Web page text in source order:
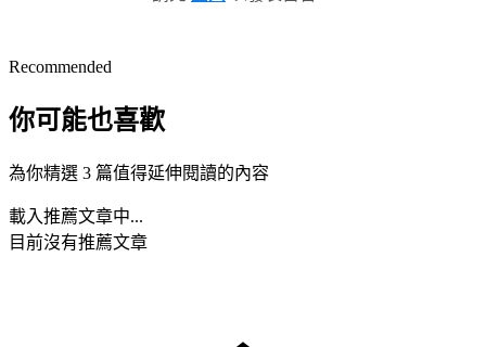
Recommended
你可能也喜歡
為你精選 3 篇值得延伸閱讀的內容
載入推薦文章中...
目前沒有推薦文章